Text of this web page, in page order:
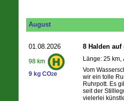
August
01.08.2026
98 km
9 kg CO2e
8 Halden
Länge: 25 km,
Vom
wir ein tolle
Ruhrpott. Es
seit der
vielerlei